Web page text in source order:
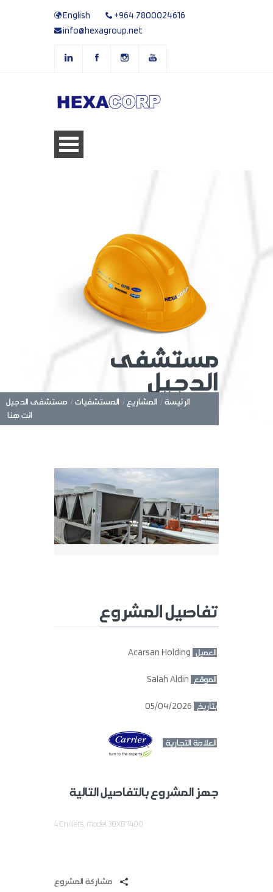
English
+964 7800024616
info@hexagroup.net
مستشفى
الدجيل
مستشفى الدجيل المستشفيات / المشاريع / الرئيسة /
انت هنا:
تفاصيل المشروع
العميل : Acarsan Holding
الموقع : Salah Aldin
بتأريخ : 05/04/2026
العلامة التجارية :
جهز المشروع بالتفاصيل التالية
4 Chillers, model 30XB 1400